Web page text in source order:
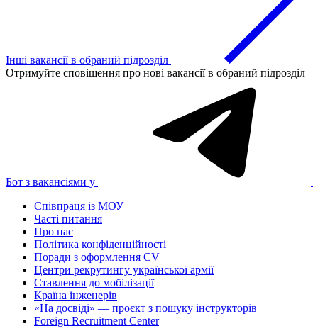
Інші вакансії в обраний підрозділ
Отримуйте сповіщення про нові вакансії в обраний підрозділ
Бот з вакансіями у
Співпраця із МОУ
Часті питання
Про нас
Політика конфіденційності
Поради з оформлення CV
Центри рекрутингу української армії
Ставлення до мобілізації
Країна інженерів
«На досвіді» — проєкт з пошуку інструкторів
Foreign Recruitment Center